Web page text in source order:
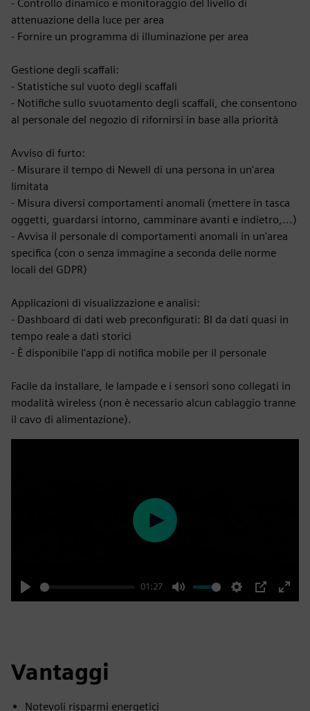
- Controllo dinamico e monitoraggio del livello di
attenuazione della luce per area
- Fornire un programma di illuminazione per area
Gestione degli scaffali:
- Statistiche sul vuoto degli scaffali
- Notifiche sullo svuotamento degli scaffali, che consentono
al personale del negozio di rifornirsi in base alla priorità
Avviso di furto:
- Misurare il tempo di Newell di una persona in un'area
limitata
- Misura diversi comportamenti anomali (mettere in tasca
oggetti, guardarsi intorno, camminare avanti e indietro,...)
- Avvisa il personale di comportamenti anomali in un'area
specifica (con o senza immagine a seconda delle norme
locali del GDPR)
Applicazioni di visualizzazione e analisi:
- Dashboard di dati web preconfigurati: BI da dati quasi in
tempo reale a dati storici
- È disponibile l'app di notifica mobile per il personale
Facile da installare, le lampade e i sensori sono collegati in
modalità wireless (non è necessario alcun cablaggio tranne
il cavo di alimentazione).
Play
01:27
Mute Settings
PIP
Enter
Play
Vantaggi
Notevoli risparmi energetici